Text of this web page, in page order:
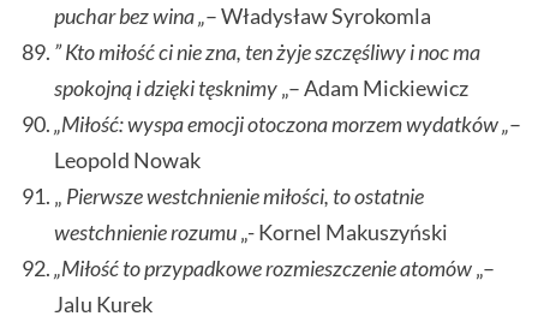
puchar bez wina „– Władysław Syrokomla
” Kto miłość ci nie zna, ten żyje szczęśliwy i noc ma
spokojną i dzięki tęsknimy„– Adam Mickiewicz
„Miłość: wyspa emocji otoczona morzem wydatków „–
Leopold Nowak
„ Pierwsze westchnienie miłości, to ostatnie
westchnienie rozumu„- Kornel Makuszyński
„Miłość to przypadkowe rozmieszczenie atomów„–
Jalu Kurek